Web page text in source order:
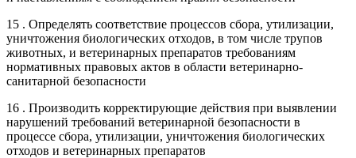
15 . Определять соответствие процессов сбора, утилизации,
уничтожения биологических отходов, в том числе трупов
животных, и ветеринарных препаратов требованиям
нормативных правовых актов в области ветеринарно-
санитарной безопасности
16 . Производить корректирующие действия при выявлении
нарушений требований ветеринарной безопасности в
процессе сбора, утилизации, уничтожения биологических
отходов и ветеринарных препаратов